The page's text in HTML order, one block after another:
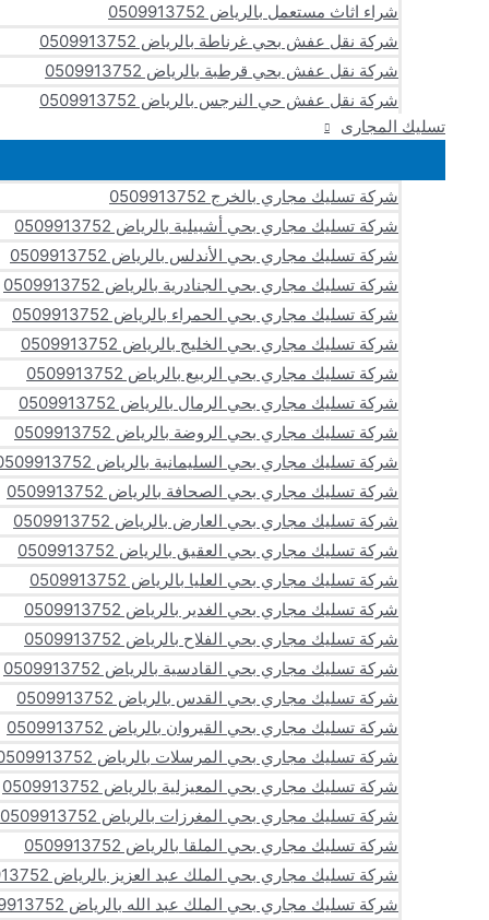
شراء اثاث مستعمل بالرياض 0509913752
شركة نقل عفش بحي غرناطة بالرياض 0509913752
شركة نقل عفش بحي قرطبة بالرياض 0509913752
شركة نقل عفش حي النرجس بالرياض 0509913752
تسليك المجارى
شركة تسليك مجاري بالخرج 0509913752
شركة تسليك مجاري بحي أشبيلية بالرياض 0509913752
شركة تسليك مجاري بحي الأندلس بالرياض 0509913752
شركة تسليك مجاري بحي الجنادرية بالرياض 0509913752
شركة تسليك مجاري بحي الحمراء بالرياض 0509913752
شركة تسليك مجاري بحي الخليج بالرياض 0509913752
شركة تسليك مجاري بحي الربيع بالرياض 0509913752
شركة تسليك مجاري بحي الرمال بالرياض 0509913752
شركة تسليك مجاري بحي الروضة بالرياض 0509913752
شركة تسليك مجاري بحي السليمانية بالرياض 0509913752
شركة تسليك مجاري بحي الصحافة بالرياض 0509913752
شركة تسليك مجاري بحي العارض بالرياض 0509913752
شركة تسليك مجاري بحي العقيق بالرياض 0509913752
شركة تسليك مجاري بحي العليا بالرياض 0509913752
شركة تسليك مجاري بحي الغدير بالرياض 0509913752
شركة تسليك مجاري بحي الفلاح بالرياض 0509913752
شركة تسليك مجاري بحي القادسية بالرياض 0509913752
شركة تسليك مجاري بحي القدس بالرياض 0509913752
شركة تسليك مجاري بحي القيروان بالرياض 0509913752
شركة تسليك مجاري بحي المرسلات بالرياض 0509913752
شركة تسليك مجاري بحي المعيزلية بالرياض 0509913752
شركة تسليك مجاري بحي المغرزات بالرياض 0509913752
شركة تسليك مجاري بحي الملقا بالرياض 0509913752
شركة تسليك مجاري بحي الملك عبد العزيز بالرياض 0509913752
شركة تسليك مجاري بحي الملك عبد الله بالرياض 0509913752